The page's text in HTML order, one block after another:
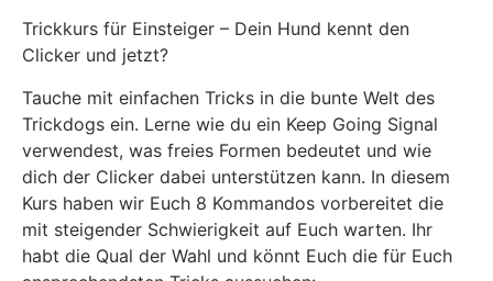
Trickkurs für Einsteiger – Dein Hund kennt den
Clicker und jetzt?
Tauche mit einfachen Tricks in die bunte Welt des
Trickdogs ein. Lerne wie du ein Keep Going Signal
verwendest, was freies Formen bedeutet und wie
dich der Clicker dabei unterstützen kann. In diesem
Kurs haben wir Euch 8 Kommandos vorbereitet die
mit steigender Schwierigkeit auf Euch warten. Ihr
habt die Qual der Wahl und könnt Euch die für Euch